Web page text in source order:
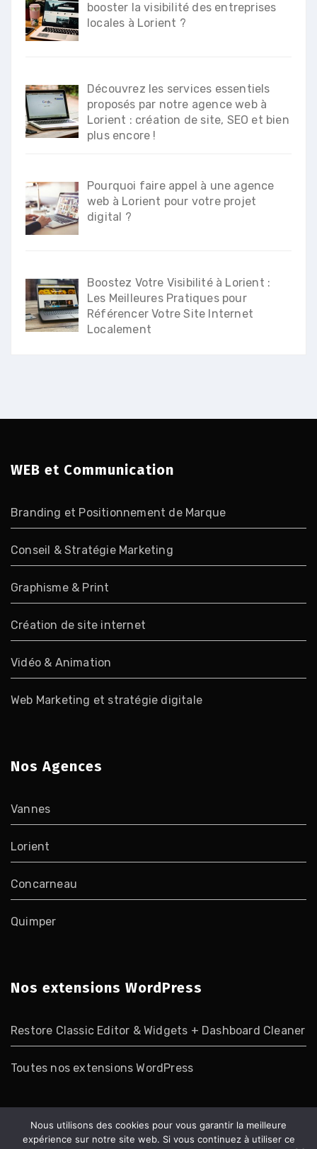
booster la visibilité des entreprises
locales à Lorient ?
Découvrez les services essentiels
proposés par notre agence web à
Lorient : création de site, SEO et bien
plus encore !
Pourquoi faire appel à une agence
web à Lorient pour votre projet
digital ?
Boostez Votre Visibilité à Lorient :
Les Meilleures Pratiques pour
Référencer Votre Site Internet
Localement
WEB et Communication
Branding et Positionnement de Marque
Conseil & Stratégie Marketing
Graphisme & Print
Création de site internet
Vidéo & Animation
Web Marketing et stratégie digitale
Nos Agences
Vannes
Lorient
Concarneau
Quimper
Nos extensions WordPress
Restore Classic Editor & Widgets + Dashboard Cleaner
Toutes nos extensions WordPress
Mentions Légales|Nous découvrir |Plan du site|Nos
Nous utilisons des cookies pour vous garantir la meilleure
expérience sur notre site web. Si vous continuez à utiliser ce